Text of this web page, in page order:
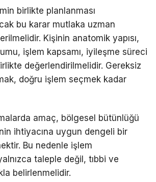
birlikte planlanması
bu karar mutlaka uzman
Kişinin anatomik yapısı,
işlem kapsamı, iyileşme süreci
değerlendirilmelidir. Gereksiz
doğru işlem seçmek kadar
amaç, bölgesel bütünlüğü
ihtiyacına uygun dengeli bir
Bu nedenle işlem
taleple değil, tıbbi ve
belirlenmelidir.